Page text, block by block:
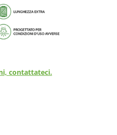
contattateci.